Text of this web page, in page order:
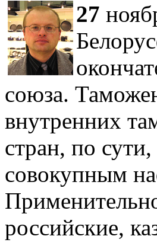
27
союза.
внутренних
стран, по
совокупным
российские,